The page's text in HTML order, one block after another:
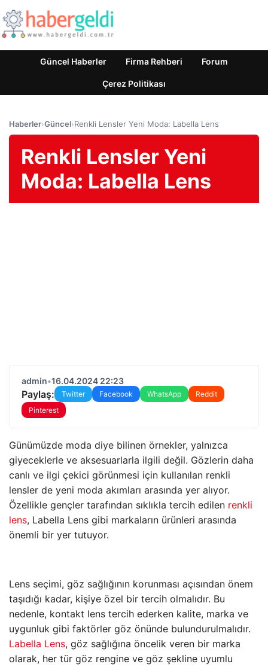
Güncel Haberler Firma Rehberi Forum
Çerez Politikası
Haberler›Güncel›Renkli Lensler Yeni Moda: Labella Lens
Renkli Lensler Yeni
Moda: Labella Lens
admin•16.04.2024 22:23
Paylaş: Twitter Facebook WhatsApp
Reddit
Pinterest
Günümüzde moda diye bilinen örnekler, yalnızca
giyeceklerle ve aksesuarlarla ilgili değil. Gözlerin daha
canlı ve ilgi çekici görünmesi için kullanılan renkli
lensler de yeni moda akımları arasında yer alıyor.
Özellikle gençler tarafından sıklıkla tercih edilen renkli
lens, Labella Lens gibi markaların ürünleri arasında
önemli bir yer tutuyor.
Lens seçimi, göz sağlığının korunması açısından önem
taşıdığı kadar, kişiye özel bir tercih olmalıdır. Bu
nedenle, kontakt lens tercih ederken kalite, marka ve
uygunluk gibi faktörler göz önünde bulundurulmalıdır.
Labella Lens, göz sağlığına öncelik veren bir marka
olarak, her tür göz rengine ve göz şekline uyumlu